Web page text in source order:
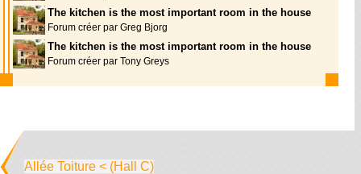
The kitchen is the most important room in the house
Forum créer par Greg Bjorg
The kitchen is the most important room in the house
Forum créer par Tony Greys
Allée Toiture < (Hall C)